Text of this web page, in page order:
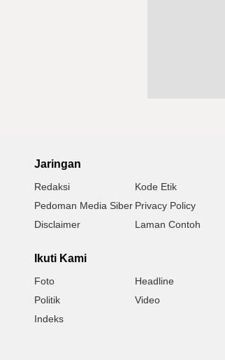
Jaringan
Redaksi Kode Etik
Pedoman Media Siber Privacy Policy
Disclaimer
Laman Contoh
Ikuti Kami
Foto Headline
Politik
Video
Indeks